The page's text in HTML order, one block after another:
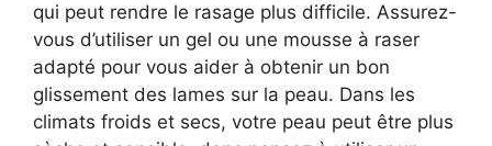
qui peut rendre le rasage plus difficile. Assurez-
vous d’utiliser un gel ou une mousse à raser
adapté pour vous aider à obtenir un bon
glissement des lames sur la peau. Dans les
climats froids et secs, votre peau peut être plus